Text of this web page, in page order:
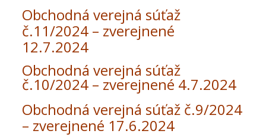
Obchodná verejná súťaž
č.11/2024 – zverejnené
12.7.2024
Obchodná verejná súťaž
č.10/2024 – zverejnené 4.7.2024
Obchodná verejná súťaž č.9/2024
– zverejnené 17.6.2024